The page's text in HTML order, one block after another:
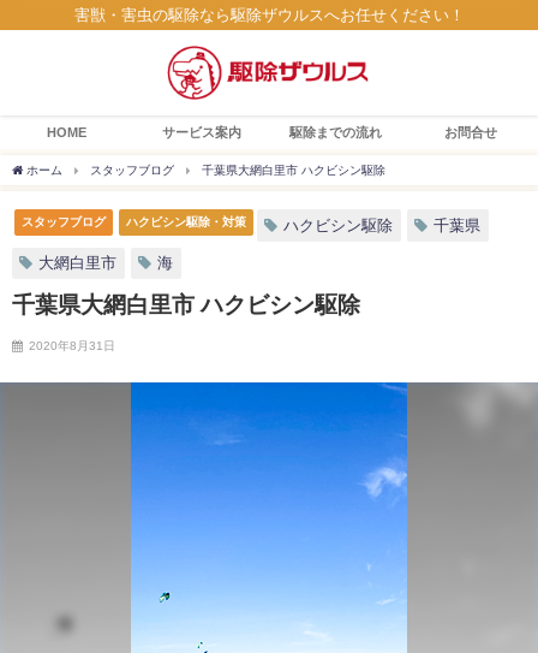
害獣・害虫の駆除なら駆除ザウルスへお任せください！
HOME サービス案内 駆除までの流れ お問合せ
ホーム スタッフブログ 千葉県大網白里市 ハクビシン駆除
スタッフブログ ハクビシン駆除・対策 ハクビシン駆除 千葉県
大網白里市 海
千葉県大網白里市 ハクビシン駆除
2020年8月31日